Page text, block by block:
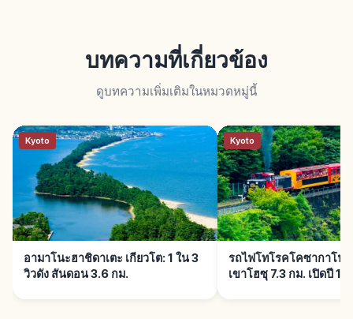
บทความที่เกี่ยวข้อง
ดูบทความเพิ่มเติมในหมวดหมู่นี้
Kyoto
อามาโนะฮาชิดาเตะ เกียวโต: 1 ใน 3
วิวดัง สันดอน 3.6 กม.
Kyoto
รถไฟโทโรคโคซากาโนะ
เขาโฮซุ 7.3 กม. เปิดปี